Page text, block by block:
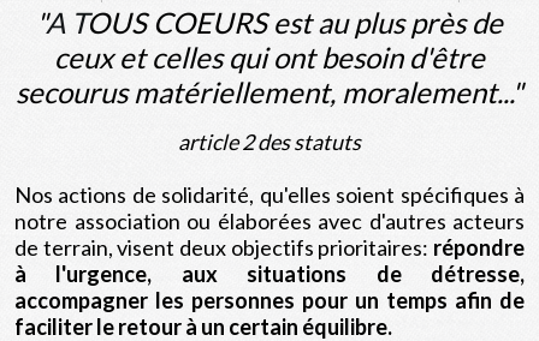
"A TOUS COEURS est au plus près de
ceux et celles qui ont besoin d'être
secourus matériellement, moralement..."
article 2 des statuts
Nos actions de solidarité, qu'elles soient spécifiques à
notre association ou élaborées avec d'autres acteurs
de terrain, visent deux objectifs prioritaires: répondre
à l'urgence, aux situations de détresse,
accompagner les personnes pour un temps afin de
faciliter le retour à un certain équilibre.